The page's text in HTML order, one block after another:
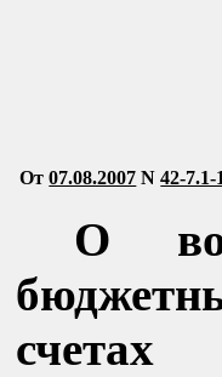
От07.08.2007 N42-7.1-
О
счетах